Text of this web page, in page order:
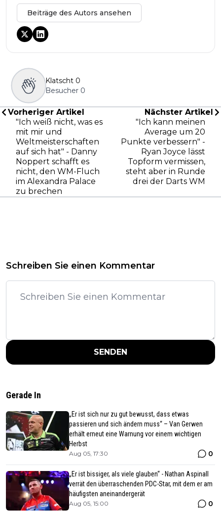
Beiträge des Autors ansehen
Klatscht 0
Besucher 0
Vorheriger Artikel
"Ich weiß nicht, was es
mit mir und
Weltmeisterschaften
auf sich hat" - Danny
Noppert schafft es
nicht, den WM-Fluch
im Alexandra Palace
zu brechen
Nächster Artikel
"Ich kann meinen
Average um 20
Punkte verbessern" -
Ryan Joyce lässt
Topform vermissen,
steht aber in Runde
drei der Darts WM
Schreiben Sie einen Kommentar
SENDEN
Gerade In
„Er ist sich nur zu gut bewusst, dass etwas
passieren und sich ändern muss“ – Van Gerwen
erhält erneut eine Warnung vor einem wichtigen
Herbst
Aug 05, 17:30 0
„Er ist bissiger, als viele glauben“ - Nathan Aspinall
verrät den überraschenden PDC-Star, mit dem er am
häufigsten aneinandergerät
Aug 05, 15:00 0